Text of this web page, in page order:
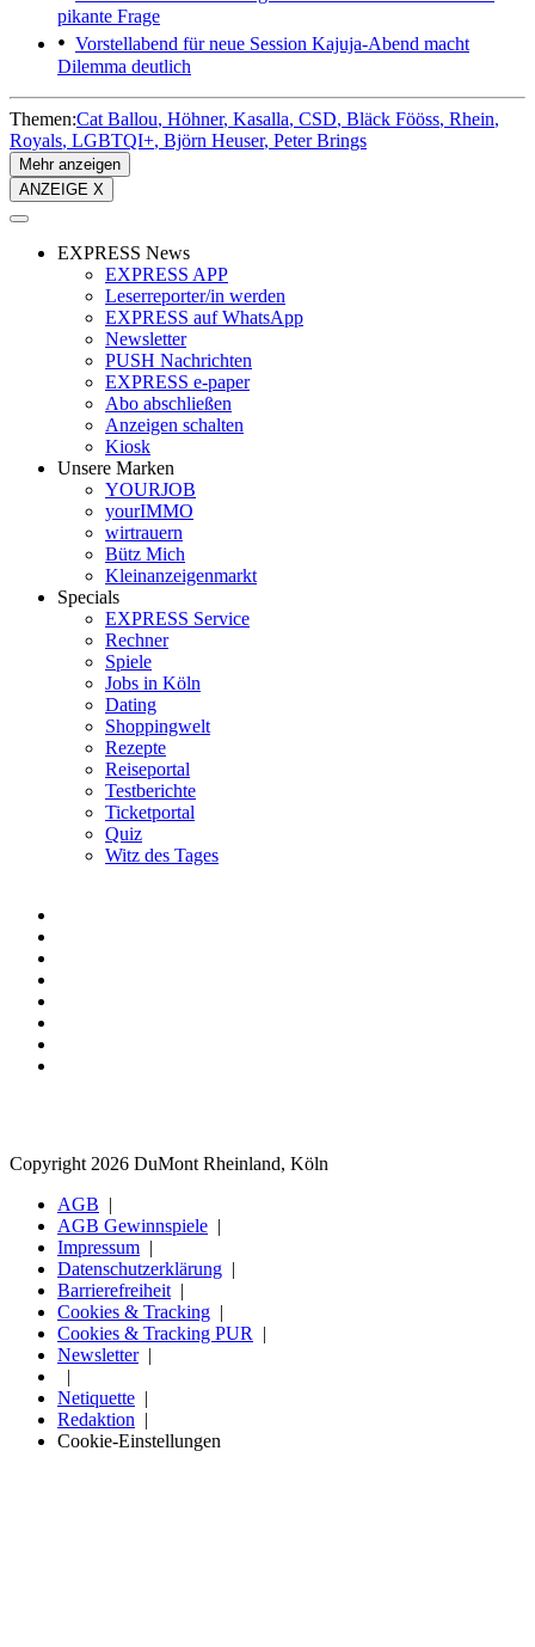
pikante Frage
Vorstellabend für neue Session Kajuja-Abend macht
Dilemma deutlich
Themen:Cat Ballou Höhner Kasalla CSD Bläck Fööss Rhein
Royals LGBTQI+ Björn Heuser Peter Brings
Mehr anzeigen
ANZEIGE X
EXPRESS News
EXPRESS APP
Leserreporter/in werden
EXPRESS auf WhatsApp
Newsletter
PUSH Nachrichten
EXPRESS e-paper
Abo abschließen
Anzeigen schalten
Kiosk
Unsere Marken
YOURJOB
yourIMMO
wirtrauern
Bütz Mich
Kleinanzeigenmarkt
Specials
EXPRESS Service
Rechner
Spiele
Jobs in Köln
Dating
Shoppingwelt
Rezepte
Reiseportal
Testberichte
Ticketportal
Quiz
Witz des Tages
Copyright 2026 DuMont Rheinland, Köln
AGB
AGB Gewinnspiele
Impressum
Datenschutzerklärung
Barrierefreiheit
Cookies & Tracking
Cookies & Tracking PUR
Newsletter
Netiquette
Redaktion
Cookie-Einstellungen